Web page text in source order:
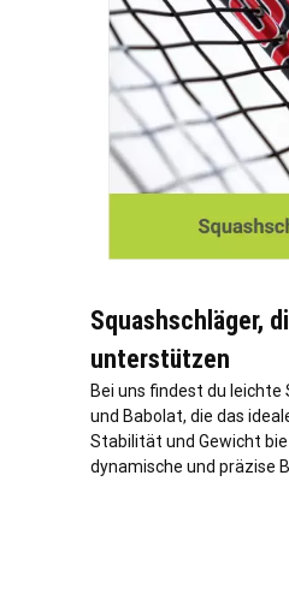
Squashschläger,
unterstützen
Bei uns findest du leichte
und Babolat, die das
Stabilität und Gewicht
dynamische und präzise